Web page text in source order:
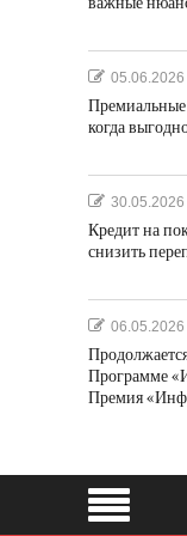
05.06.2026
Премиальные
когда
30.05.2026
Кредит на
снизить
06.05.2026
Программе
Премия